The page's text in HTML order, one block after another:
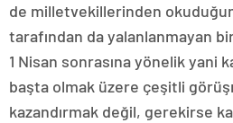
de milletvekillerinden
tarafından da yalanlanmayan
1 Nisan sonrasına yönelik yani
başta olmak üzere çeşitli
kazandırmak değil, gerekirse